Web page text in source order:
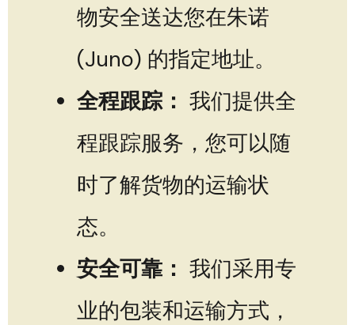
物安全送达您在朱诺
(Juno) 的指定地址。
全程跟踪： 我们提供全
程跟踪服务，您可以随
时了解货物的运输状
态。
安全可靠： 我们采用专
业的包装和运输方式，